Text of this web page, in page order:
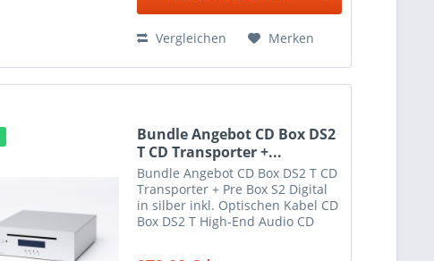
Vergleichen Merken
Bundle Angebot CD Box DS2
T CD Transporter +...
Bundle Angebot CD Box DS2 T CD
Transporter + Pre Box S2 Digital
in silber inkl. Optischen Kabel CD
Box DS2 T High-End Audio CD